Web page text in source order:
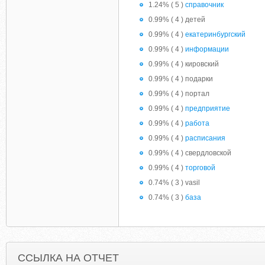
1.24% ( 5 ) справочник
0.99% ( 4 ) детей
0.99% ( 4 ) екатеринбургcкий
0.99% ( 4 ) информации
0.99% ( 4 ) кировский
0.99% ( 4 ) подарки
0.99% ( 4 ) портал
0.99% ( 4 ) предприятие
0.99% ( 4 ) работа
0.99% ( 4 ) расписания
0.99% ( 4 ) свердловской
0.99% ( 4 ) торговой
0.74% ( 3 ) vasil
0.74% ( 3 ) база
ССЫЛКА НА ОТЧЕТ